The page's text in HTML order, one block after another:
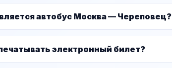
автобус Москва — Череповец?
электронный билет?